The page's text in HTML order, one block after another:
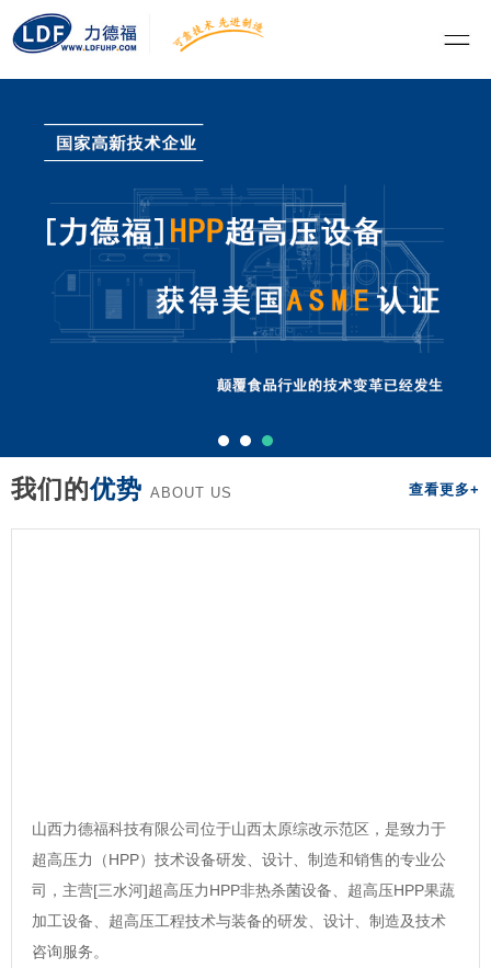
我们的优势 ABOUT US 查看更多+
山西力德福科技有限公司位于山西太原综改示范区，是致力于
超高压力（HPP）技术设备研发、设计、制造和销售的专业公
司，主营[三水河]超高压力HPP非热杀菌设备、超高压HPP果蔬
加工设备、超高压工程技术与装备的研发、设计、制造及技术
咨询服务。